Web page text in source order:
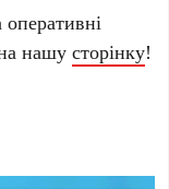
оперативні
на нашусторінку!